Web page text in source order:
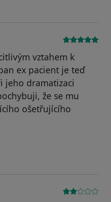
vztahem k
ex pacient je teď
jeho dramatizaci
že se mu
ošetřujícího
Klára Jordánová